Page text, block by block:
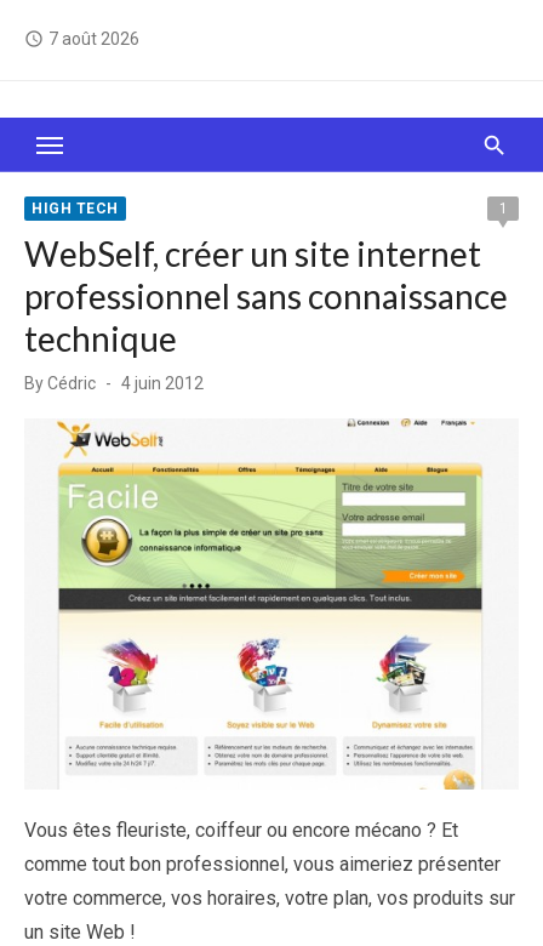
access_time 7 août 2026
Le Web, c'est comme une boîte de chocolats… On
sait jamais sur quoi on va tomber !
HIGH TECH 1
WebSelf, créer un site internet
professionnel sans connaissance
technique
ByCédric
Posted
4 juin 2012
Vous êtes fleuriste, coiffeur ou encore mécano ? Et
comme tout bon professionnel, vous aimeriez présenter
votre commerce, vos horaires, votre plan, vos produits sur
un site Web !